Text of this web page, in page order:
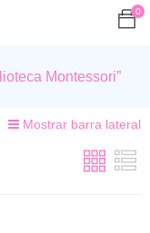
0
Montessori”
Mostrar barra lateral